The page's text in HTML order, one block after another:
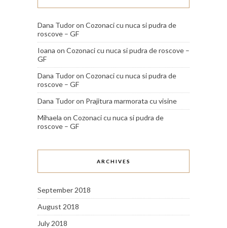
Dana Tudoron Cozonaci cu nuca si pudra de
roscove – GF
Ioana on Cozonaci cu nuca si pudra de roscove –
GF
Dana Tudoron Cozonaci cu nuca si pudra de
roscove – GF
Dana Tudoron Prajitura marmorata cu visine
Mihaela on Cozonaci cu nuca si pudra de
roscove – GF
ARCHIVES
September 2018
August 2018
July 2018